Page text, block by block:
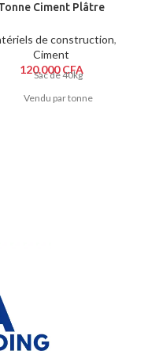
Ciment Plâtre
de construction,
Ciment
120.000CFA
Sac de 40kg
Vendu par tonne